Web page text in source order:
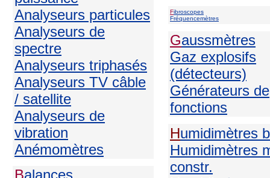
Analyseurs particules
Analyseurs de
spectre
Analyseurs triphasés
Analyseurs TV câble
/ satellite
Analyseurs de
vibration
Anémomètres
Balances
Fibroscopes
Fréquencemètres
Gaussmètres
Gaz explosifs
(détecteurs)
Générateurs de
fonctions
Humidimètres
Humidimètres
constr.